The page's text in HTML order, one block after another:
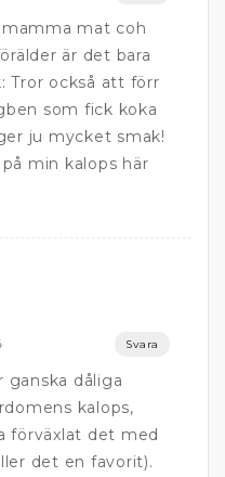
mat coh
är det bara
Tror också att förr
som fick koka
ju mycket smak!
min kalops här
Svara
ganska dåliga
kalops,
förväxlat det med
det en favorit).